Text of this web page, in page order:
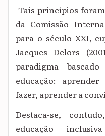
Tais princípios
da Comissão
para o século XXI,
Jacques Delors
paradigma
educação:
fazer, aprender a
Destaca-se,
educação